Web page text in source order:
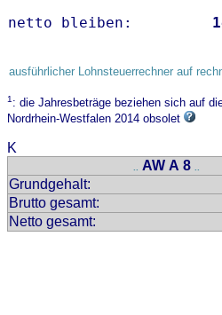
netto bleiben:
ausführlicher Lohnsteuerrechner auf
1: die Jahresbeträge beziehen sich auf
Nordrhein-Westfalen 2014 obsolet
K
.. AW A 8 ..
Grundgehalt:
Brutto gesamt:
Netto gesamt: